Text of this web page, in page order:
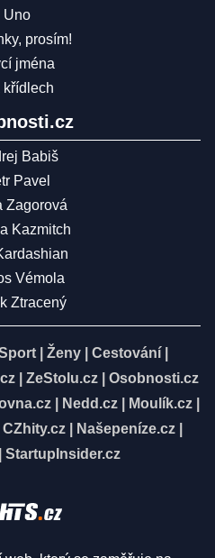
Uno
prosím!
jména
křídlech
Babiš
Pavel
Zagorová
Kazmitch
Vémola
Ztracený
Ženy Cestování
ZeStolu.cz
Osobnosti.cz
| Nedd.cz| Moulík.cz|
CZhity.cz Našepeníze.cz
StartupInsider.cz